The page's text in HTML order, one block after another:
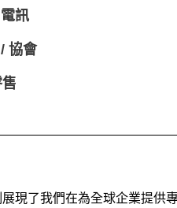
訊
協會
現了我們在為全球企業提供